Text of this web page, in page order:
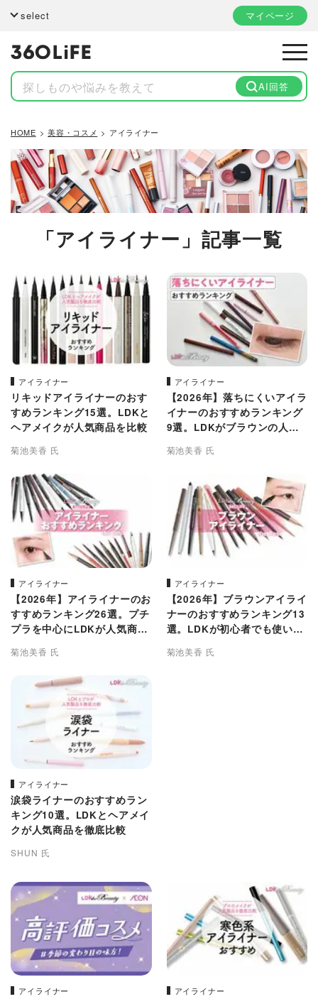
select マイページ
AI回答
HOME 美容・コスメ アイライナー
「アイライナー」記事一覧
アイライナー
リキッドアイライナーのおす
すめランキング15選。LDKと
ヘアメイクが人気商品を比較
菊池美香 氏
アイライナー
【2026年】落ちにくいアイラ
イナーのおすすめランキング
9選。LDKがブラウンの人気
菊池美香 氏
アイライナー
【2026年】アイライナーのお
すすめランキング26選。プチ
プラを中心にLDKが人気商品
菊池美香 氏
アイライナー
【2026年】ブラウンアイライ
ナーのおすすめランキング13
選。LDKが初心者でも使いや
菊池美香 氏
アイライナー
涙袋ライナーのおすすめラン
キング10選。LDKとヘアメイ
クが人気商品を徹底比較
SHUN 氏
アイライナー アイライナー